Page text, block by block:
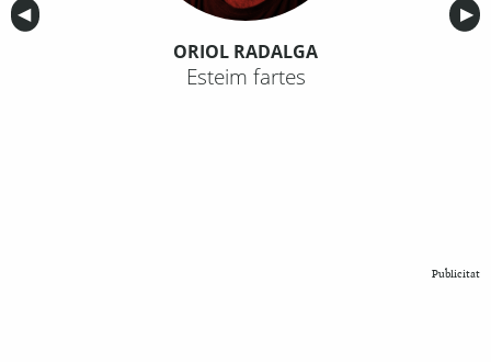
Anterior
◀︎ ▶︎
ORIOL RADALGA
Esteim fartes
Publicitat